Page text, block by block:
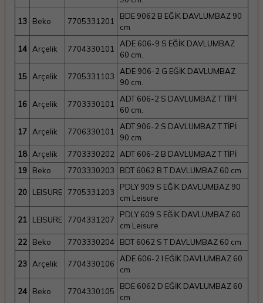
13 Beko 7705331201
BDE 9062 B EĞİK DAVLUMBAZ 90
cm
14 Arçelik 7704330101
ADE 606-9 S EĞİK DAVLUMBAZ
60 cm.
15 Arçelik 7705331103
ADE 906-2 G EĞİK DAVLUMBAZ
90 cm.
16 Arçelik 7703330101
ADT 606-2 S DAVLUMBAZ T TİPİ
60 cm.
17 Arçelik 7706330101
ADT 906-2 S DAVLUMBAZ T TİPİ
90 cm.
18 Arçelik 7703330202 ADT 606-2 B DAVLUMBAZ T TİPİ
19
Beko 7703330203 BDT 6062 B T DAVLUMBAZ 60 cm
20 LEISURE 7705331203
PDLY 909 S EĞİK DAVLUMBAZ 90
cm Leisure
21 LEISURE 7704331207
PDLY 609 S EĞİK DAVLUMBAZ 60
cm Leisure
22
Beko 7703330204 BDT 6062 S T DAVLUMBAZ 60 cm
23 Arçelik 7704330106
ADE 606-2 I EĞİK DAVLUMBAZ 60
cm
24 Beko 7704330105
BDE 6062 D EĞİK DAVLUMBAZ 60
cm